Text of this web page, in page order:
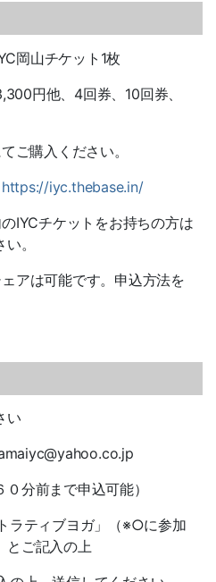
岡山チケット1枚
円他、4回券、10回券、
ご購入ください。
https://iyc.thebase.in/
IYCチケットをお持ちの方は
。
アは可能です。申込方法を
い
分前まで申込可能）
ラティブヨガ」（※○に参加
とご記入の上